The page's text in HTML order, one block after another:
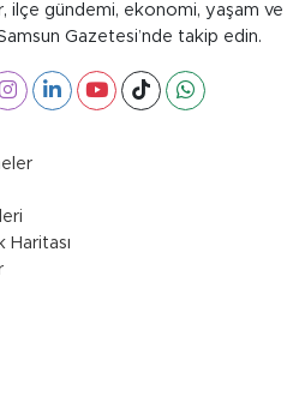
ilçe gündemi, ekonomi, yaşam ve
Gazetesi’nde takip edin.
Haritası